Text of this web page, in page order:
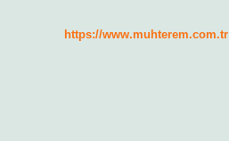
https://www.muhterem.com.tr